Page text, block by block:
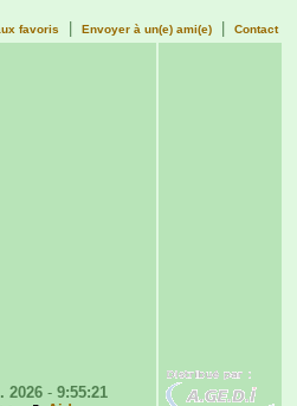
favoris Envoyer à un(e) ami(e) Contact
2026 - 9:55:21